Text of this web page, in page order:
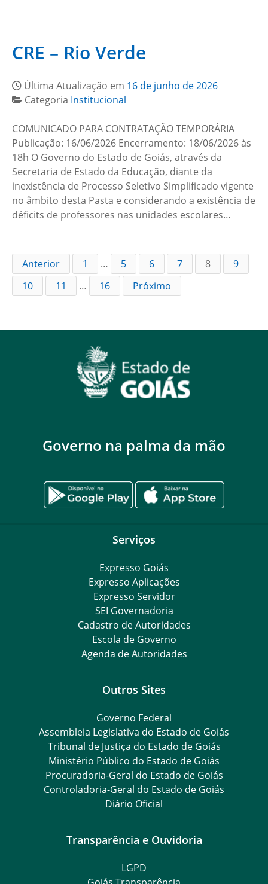
CRE – Rio Verde
Última Atualização em 16 de junho de 2026
Categoria Institucional
COMUNICADO PARA CONTRATAÇÃO TEMPORÁRIA
Publicação: 16/06/2026 Encerramento: 18/06/2026 às
18h O Governo do Estado de Goiás, através da
Secretaria de Estado da Educação, diante da
inexistência de Processo Seletivo Simplificado vigente
no âmbito desta Pasta e considerando a existência de
déficits de professores nas unidades escolares…
Anterior 1 … 5 6 7 8
9
10
11 … 16 Próximo
Governo na palma da mão
Serviços
Expresso Goiás
Expresso Aplicações
Expresso Servidor
SEI Governadoria
Cadastro de Autoridades
Escola de Governo
Agenda de Autoridades
Outros Sites
Governo Federal
Assembleia Legislativa do Estado de Goiás
Tribunal de Justiça do Estado de Goiás
Ministério Público do Estado de Goiás
Procuradoria-Geral do Estado de Goiás
Controladoria-Geral do Estado de Goiás
Diário Oficial
Transparência e Ouvidoria
LGPD